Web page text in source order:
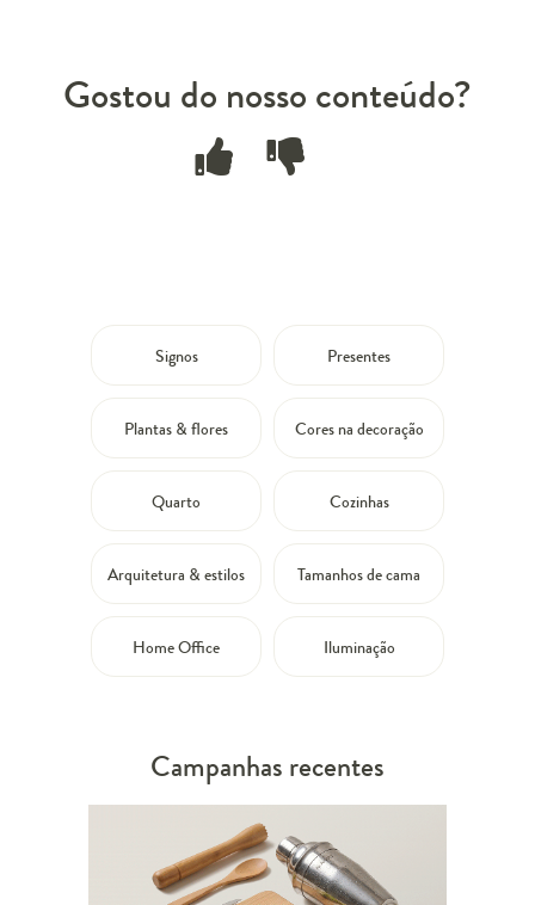
Gostou do nosso conteúdo?
Signos Presentes
Plantas & flores Cores na decoração
Quarto Cozinhas
Arquitetura & estilos Tamanhos de cama
Home Office Iluminação
Campanhas recentes